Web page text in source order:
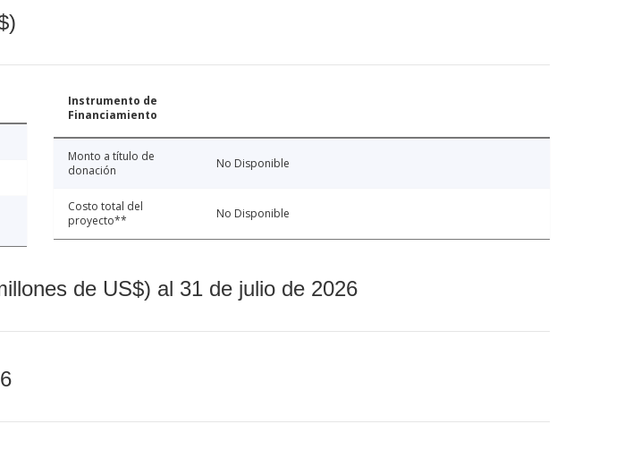
Instrumento de
Financiamiento
Monto a título de
donación
No Disponible
Costo total del
proyecto**
No Disponible
de US$) al 31 de julio de 2026